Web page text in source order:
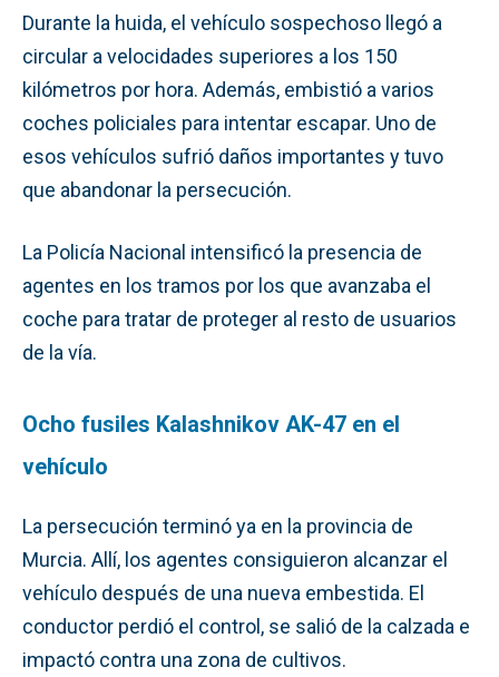
Durante la huida, el vehículo sospechoso llegó a
circular a velocidades superiores a los 150
kilómetros por hora. Además, embistió a varios
coches policiales para intentar escapar. Uno de
esos vehículos sufrió daños importantes y tuvo
que abandonar la persecución.
La Policía Nacional intensificó la presencia de
agentes en los tramos por los que avanzaba el
coche para tratar de proteger al resto de usuarios
de la vía.
Ocho fusiles Kalashnikov AK-47 en el
vehículo
La persecución terminó ya en la provincia de
Murcia. Allí, los agentes consiguieron alcanzar el
vehículo después de una nueva embestida. El
conductor perdió el control, se salió de la calzada e
impactó contra una zona de cultivos.